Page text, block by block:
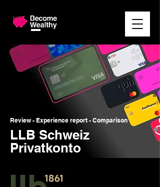
Review - Experience report - Comparison
LLB Schweiz
Privatkonto